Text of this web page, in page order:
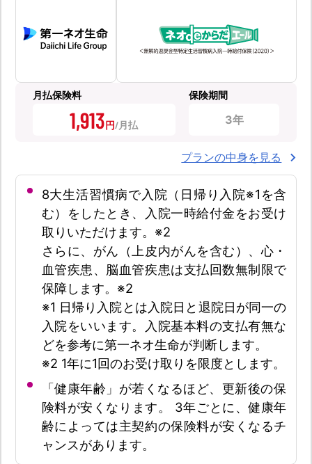
月払保険料
1,913円
保険期間
3年
プランの中身を見る
8大生活習慣病で入院（日帰り入院※1を含
む）をしたとき、入院一時給付金をお受け
取りいただけます。※2
さらに、がん（上皮内がんを含む）、心・
血管疾患、脳血管疾患は支払回数無制限で
保障します。※2
※1 日帰り入院とは入院日と退院日が同一の
入院をいいます。入院基本料の支払有無な
どを参考に第一ネオ生命が判断します。
※2 1年に1回のお受け取りを限度とします。
「健康年齢」が若くなるほど、更新後の保
険料が安くなります。 3年ごとに、健康年
齢によっては主契約の保険料が安くなるチ
ャンスがあります。